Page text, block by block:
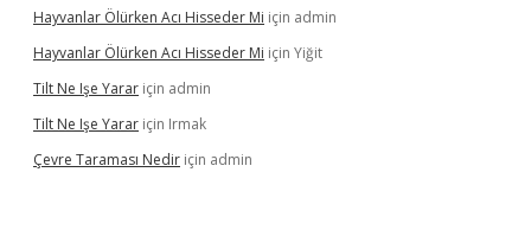
Hayvanlar Ölürken Acı Hisseder Mi için admin
Hayvanlar Ölürken Acı Hisseder Mi için Yiğit
Tilt Ne Işe Yarar için admin
Tilt Ne Işe Yarar için Irmak
Çevre Taraması Nedir için admin